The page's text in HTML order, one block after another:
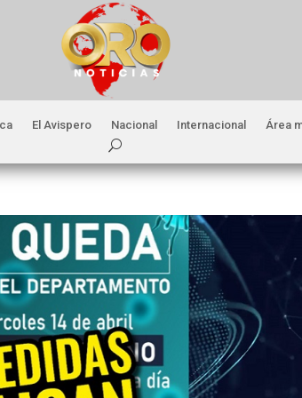
El Avispero Nacional Internacional Área